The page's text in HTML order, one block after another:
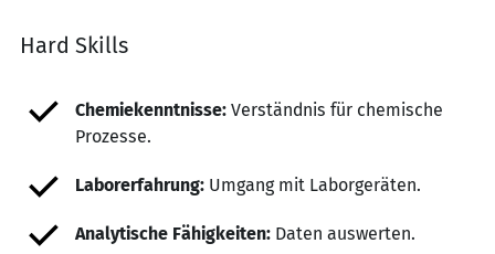
Hard Skills
Chemiekenntnisse: Verständnis für chemische
Prozesse.
Laborerfahrung: Umgang mit Laborgeräten.
Analytische Fähigkeiten: Daten auswerten.